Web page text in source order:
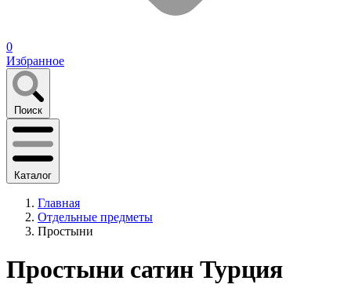
0
Избранное
Поиск
Каталог
Главная
Отдельные предметы
Простыни
Простыни сатин Турция